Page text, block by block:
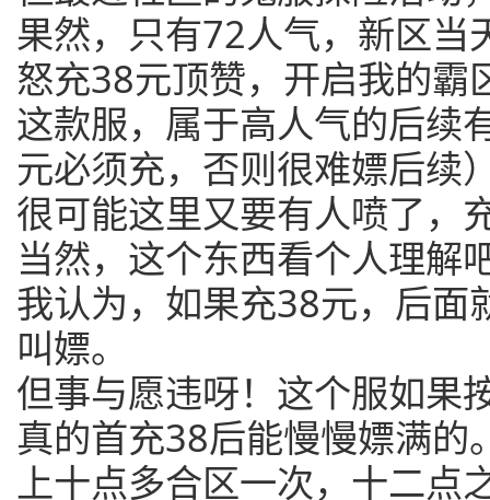
果然，只有72人气，新区当
怒充38元顶赞，开启我的霸
这款服，属于高人气的后续
元必须充，否则很难嫖后续
很可能这里又要有人喷了，
当然，这个东西看个人理解
我认为，如果充38元，后面
叫嫖。
但事与愿违呀！这个服如果
真的首充38后能慢慢嫖满的
上十点多合区一次，十二点